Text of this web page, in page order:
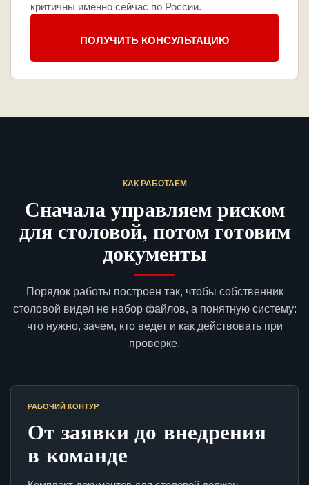
критичны именно сейчас по России.
ПОЛУЧИТЬ КОНСУЛЬТАЦИЮ
КАК РАБОТАЕМ
Сначала управляем риском
для столовой, потом готовим
документы
Порядок работы построен так, чтобы собственник
столовой видел не набор файлов, а понятную систему:
что нужно, зачем, кто ведет и как действовать при
проверке.
РАБОЧИЙ КОНТУР
От заявки до внедрения
в команде